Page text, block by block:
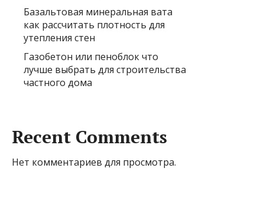
Базальтовая минеральная вата
как рассчитать плотность для
утепления стен
Газобетон или пеноблок что
лучше выбрать для строительства
частного дома
Recent Comments
Нет комментариев для просмотра.